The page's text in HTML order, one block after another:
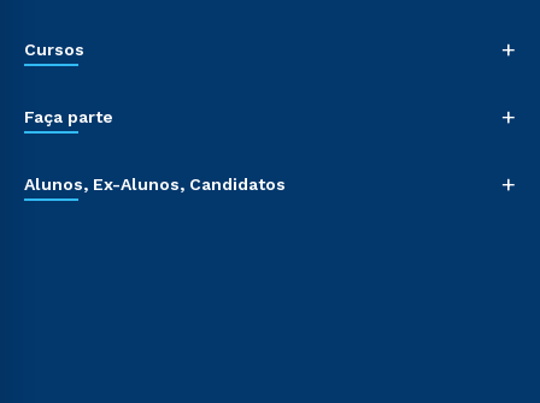
Cursos +
Faça parte +
Alunos, Ex-Alunos, Candidatos +